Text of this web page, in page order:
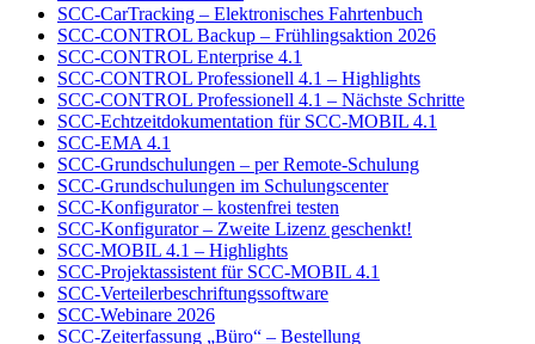
SCC-CarTracking – Elektronisches Fahrtenbuch
SCC-CONTROL Backup – Frühlingsaktion 2026
SCC-CONTROL Enterprise 4.1
SCC-CONTROL Professionell 4.1 – Highlights
SCC-CONTROL Professionell 4.1 – Nächste Schritte
SCC-Echtzeitdokumentation für SCC-MOBIL 4.1
SCC-EMA 4.1
SCC-Grundschulungen – per Remote-Schulung
SCC-Grundschulungen im Schulungscenter
SCC-Konfigurator – kostenfrei testen
SCC-Konfigurator – Zweite Lizenz geschenkt!
SCC-MOBIL 4.1 – Highlights
SCC-Projektassistent für SCC-MOBIL 4.1
SCC-Verteilerbeschriftungssoftware
SCC-Webinare 2026
SCC-Zeiterfassung „Büro“ – Bestellung